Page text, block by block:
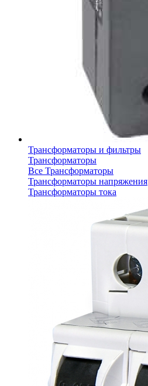
Трансформаторы и фильтры
Трансформаторы
Все Трансформаторы
Трансформаторы напряжения
Трансформаторы тока